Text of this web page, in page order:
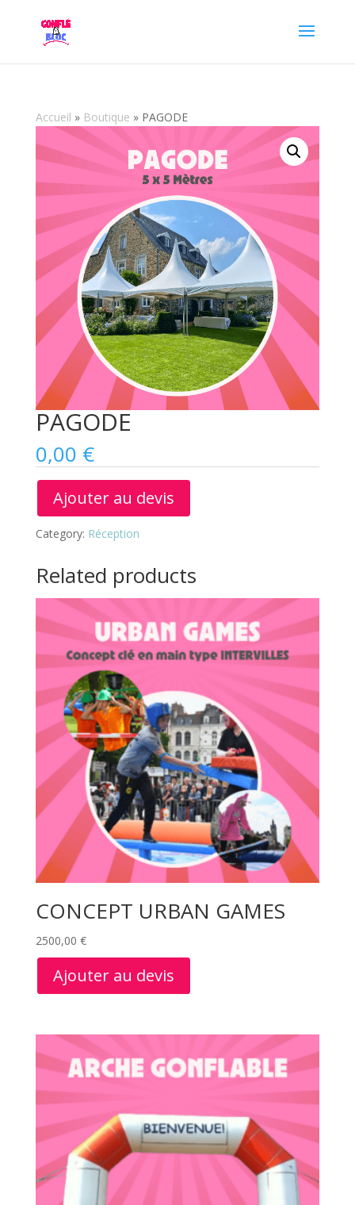
Accueil » Boutique » PAGODE
PAGODE
0,00 €
Ajouter au devis
Category: Réception
Related products
CONCEPT URBAN GAMES
2500,00 €
Ajouter au devis